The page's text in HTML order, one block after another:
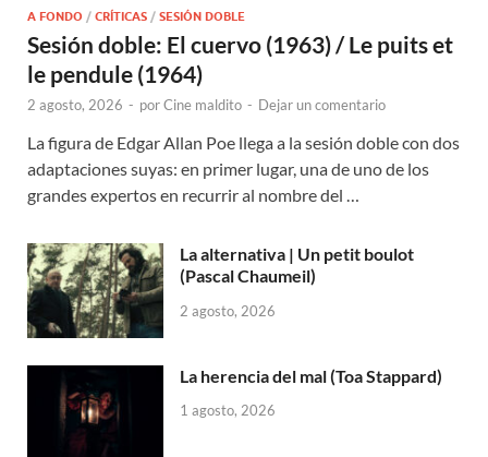
A FONDO / CRÍTICAS / SESIÓN DOBLE
Sesión doble: El cuervo (1963) / Le puits et
le pendule (1964)
2 agosto, 2026 - porCine maldito - Dejar un comentario
La figura de Edgar Allan Poe llega a la sesión doble con dos
adaptaciones suyas: en primer lugar, una de uno de los
grandes expertos en recurrir al nombre del …
La alternativa | Un petit boulot
(Pascal Chaumeil)
2 agosto, 2026
La herencia del mal (Toa Stappard)
1 agosto, 2026